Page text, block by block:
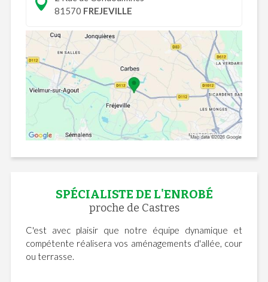
81570 FREJEVILLE
SPÉCIALISTE DE L'ENROBÉ
proche de Castres
C'est avec plaisir que notre équipe dynamique et
compétente réalisera vos aménagements d'allée, cour
ou terrasse.